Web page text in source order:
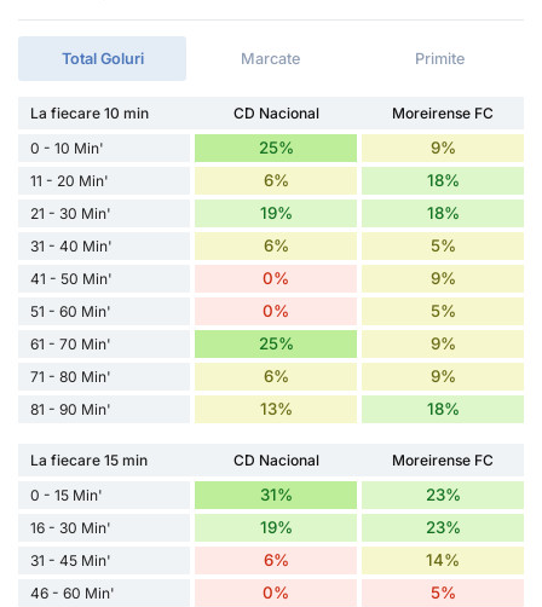
Total Goluri Marcate Primite
La fiecare 10 min CD Nacional
Moreirense FC
0 - 10 Min'
25% 9%
11 - 20 Min' 6% 18%
21 - 30 Min' 19% 18%
31 - 40 Min' 6% 5%
41 - 50 Min' 0% 9%
51 - 60 Min' 0% 5%
61 - 70 Min' 25% 9%
71 - 80 Min' 6% 9%
81 - 90 Min' 13% 18%
La fiecare 15 min CD Nacional
Moreirense FC
0 - 15 Min'
31% 23%
16 - 30 Min' 19% 23%
31 - 45 Min' 6% 14%
46 - 60 Min' 0% 5%